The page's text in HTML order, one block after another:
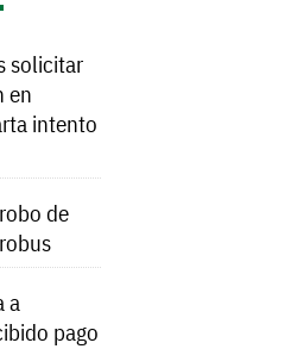
solicitar
en
intento
de
a
pago